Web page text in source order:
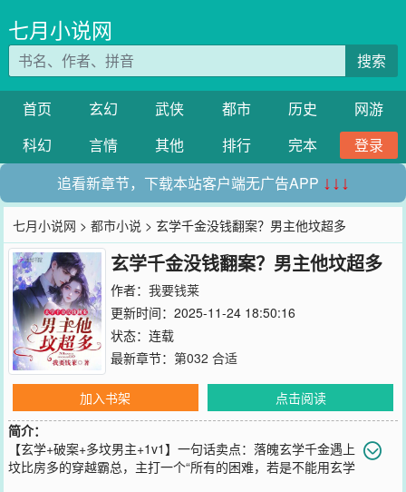
七月小说网
搜索
首页 玄幻 武侠 都市 历史
网游
科幻
言情 其他 排行 完本
登录
追看新章节，下载本站客户端无广告APP ↓↓↓
七月小说网 >都市小说 > 玄学千金没钱翻案？男主他坟超多
玄学千金没钱翻案？男主他坟超多
作者： 我要钱莱
更新时间：2025-11-24 18:50:16
状态：连载
最新章节： 第032 合适
加入书架
点击阅读
简介：
【玄学+破案+多坟男主+1v1】一句话卖点：落魄玄学千金遇上
坟比房多的穿越霸总，主打一个“所有的困难，若是不能用玄学